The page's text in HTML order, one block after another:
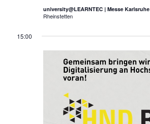
university@LEARNTEC | Messe Karlsruhe
Rheinstetten
15:00